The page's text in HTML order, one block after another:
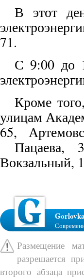
В этот
71.
С 9:00 до
Кроме
улицам
65,
Пацаева,
Вокзальный,
Размещение
разрешается
второго абзаца